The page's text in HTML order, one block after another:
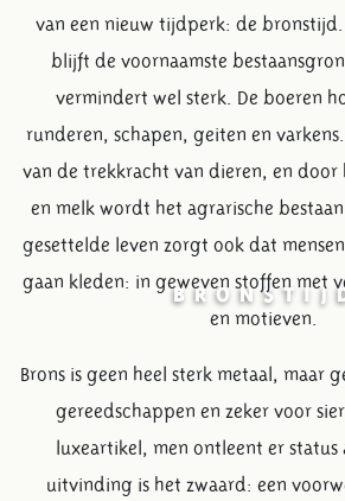
van een nieuw tijdperk: de
blijft de voornaamste
vermindert wel sterk. De boeren
runderen, schapen, geiten en
van de trekkracht van dieren, en
en melk wordt het agrarische
gesettelde leven zorgt ook dat
gaan kleden: in geweven stoffen met
en motieven.
Brons is geen heel sterk metaal, maar
gereedschappen en zeker voor
luxeartikel, men ontleent er status
uitvinding is het zwaard: een